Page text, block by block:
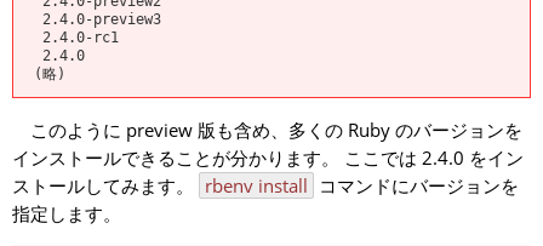
このように preview 版も含め、多くの Ruby のバージョンを
インストールできることが分かります。 ここでは 2.4.0 をイン
ストールしてみます。
rbenv install コマンドにバージョンを
指定します。